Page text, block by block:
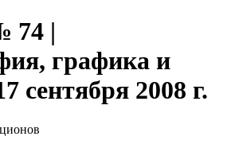
74 |
графика и
сентября 2008 г.